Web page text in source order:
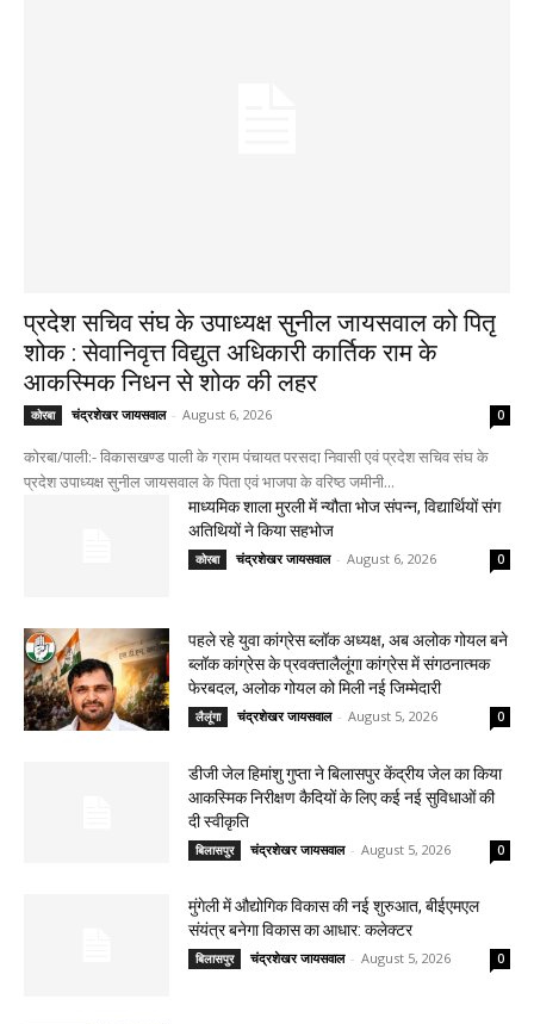
प्रदेश सचिव संघ के उपाध्यक्ष सुनील जायसवाल को पितृ
शोक : सेवानिवृत्त विद्युत अधिकारी कार्तिक राम के
आकस्मिक निधन से शोक की लहर
कोरबा चंद्रशेखर जायसवाल - August 6, 2026 0
कोरबा/पाली:- विकासखण्ड पाली के ग्राम पंचायत परसदा निवासी एवं प्रदेश सचिव संघ के
प्रदेश उपाध्यक्ष सुनील जायसवाल के पिता एवं भाजपा के वरिष्ठ जमीनी...
माध्यमिक शाला मुरली में न्यौता भोज संपन्न, विद्यार्थियों संग
अतिथियों ने किया सहभोज
कोरबा चंद्रशेखर जायसवाल - August 6, 2026 0
पहले रहे युवा कांग्रेस ब्लॉक अध्यक्ष, अब अलोक गोयल बने
ब्लॉक कांग्रेस के प्रवक्तालैलूंगा कांग्रेस में संगठनात्मक
फेरबदल, अलोक गोयल को मिली नई जिम्मेदारी
लैलूंगा चंद्रशेखर जायसवाल - August 5, 2026 0
डीजी जेल हिमांशु गुप्ता ने बिलासपुर केंद्रीय जेल का किया
आकस्मिक निरीक्षण कैदियों के लिए कई नई सुविधाओं की
दी स्वीकृति
बिलासपुर चंद्रशेखर जायसवाल - August 5, 2026 0
मुंगेली में औद्योगिक विकास की नई शुरुआत, बीईएमएल
संयंत्र बनेगा विकास का आधार: कलेक्टर
बिलासपुर चंद्रशेखर जायसवाल - August 5, 2026 0